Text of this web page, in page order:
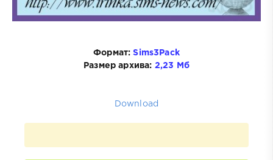
Формат:Sims3Pack
Размер архива: 2,23 Мб
Download